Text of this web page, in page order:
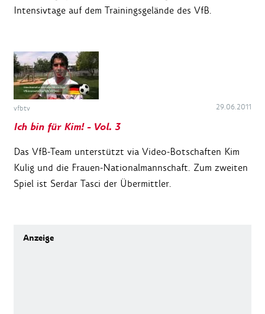
Intensivtage auf dem Trainingsgelände des VfB.
vfbtv 29.06.2011
Ich bin für Kim! - Vol. 3
Das VfB-Team unterstützt via Video-Botschaften Kim
Kulig und die Frauen-Nationalmannschaft. Zum zweiten
Spiel ist Serdar Tasci der Übermittler.